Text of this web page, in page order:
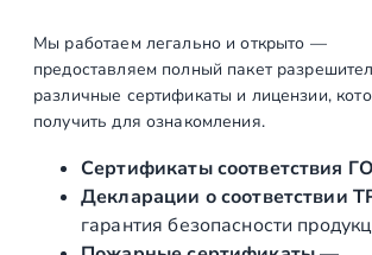
е
к
л
я
Мы работаем легально и открыто —
предоставляем полный пакет
различные сертификаты и лицензии,
получить для ознакомления.
Сертификаты соответствия
Декларации о соответствии
гарантия безопасности